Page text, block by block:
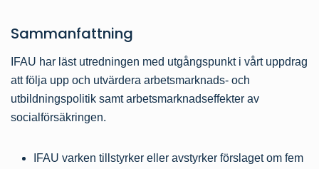
Sammanfattning
IFAU har läst utredningen med utgångspunkt i vårt uppdrag
att följa upp och utvärdera arbetsmarknads- och
utbildningspolitik samt arbetsmarknadseffekter av
socialförsäkringen.
IFAU varken tillstyrker eller avstyrker förslaget om fem